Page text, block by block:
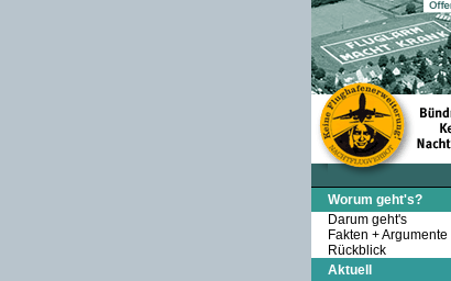
Worum geht's?
Darum geht's
Fakten + Argumente
Rückblick
Aktuell